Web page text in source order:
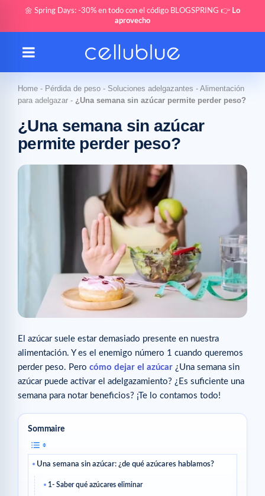
🌼 Spring Days: -30% en todo con el código BLOGSPRING 👉 Lo
aprovecho
Home - Pérdida de peso - Soluciones adelgazantes - Alimentación
para adelgazar - ¿Una semana sin azúcar permite perder peso?
¿Una semana sin azúcar
permite perder peso?
El azúcar suele estar demasiado presente en nuestra
alimentación. Y es el enemigo número 1 cuando queremos
perder peso. Pero cómo dejar el azúcar ¿Una semana sin
azúcar puede activar el adelgazamiento? ¿Es suficiente una
semana para notar beneficios? ¡Te lo contamos todo!
Sommaire
Una semana sin azúcar: ¿de qué azúcares hablamos?
1- Saber qué azúcares eliminar